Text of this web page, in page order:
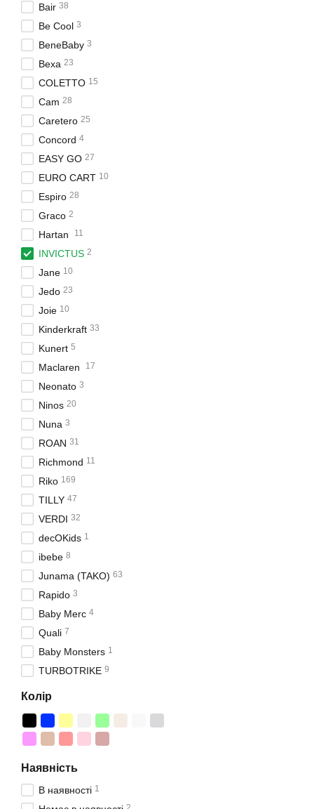
Bair 38
Be Cool 3
BeneBaby 3
Bexa 23
COLETTO 15
Cam 28
Caretero 25
Concord 4
EASY GO 27
EURO CART 10
Espiro 28
Graco 2
Hartan 11
INVICTUS 2
Jane 10
Jedo 23
Joie 10
Kinderkraft 33
Kunert 5
Maclaren 17
Neonato 3
Ninos 20
Nuna 3
ROAN 31
Richmond 11
Riko 169
TILLY 47
VERDI 32
decOKids 1
ibebe 8
‪Junama (TAKO) 63
Rapido 3
Baby Merc 4
Quali 7
Baby Monsters 1
TURBOTRIKE 9
Колір
Наявність
В наявності 1